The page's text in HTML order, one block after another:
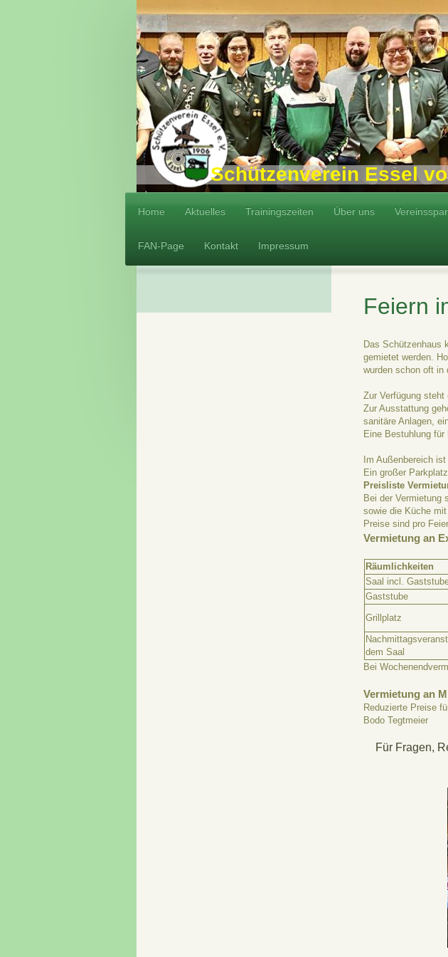
Schützenverein Essel von
Home Aktuelles Trainingszeiten Über uns
FAN-Page Kontakt Impressum
Feiern
Das Schützenhaus
gemietet werden.
wurden schon oft in
Zur Verfügung steht
Zur Ausstattung
sanitäre Anlagen,
Eine Bestuhlung
Im Außenbereich
Ein großer
Preisliste
Bei der Vermietung
sowie die Küche
Preise sind pro
Vermietung an
Räumlichkeiten
Saal incl.
Gaststube
Grillplatz
dem Saal
Bei
Vermietung an
Reduzierte Preise
Bodo Tegtmeier
Für Fragen,